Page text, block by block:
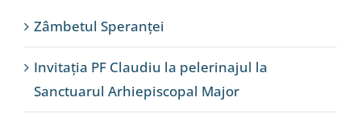
Zâmbetul Speranței
Invitația PF Claudiu la pelerinajul la
Sanctuarul Arhiepiscopal Major